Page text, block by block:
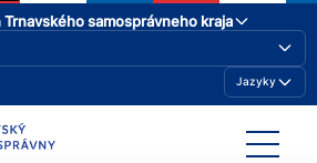
Trnavského samosprávneho kraja
Jazyky